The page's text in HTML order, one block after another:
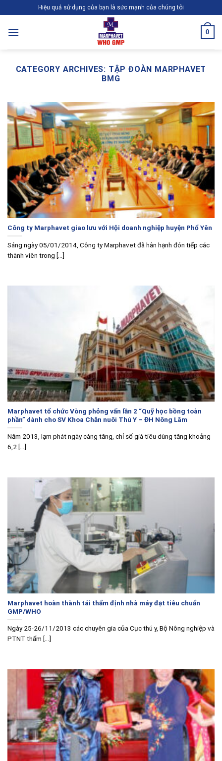
to
content
Hiệu quả sử dụng của bạn là sức mạnh của chúng tôi
0
CATEGORY ARCHIVES: TẬP ĐOÀN MARPHAVET
BMG
Công ty Marphavet giao lưu với Hội doanh nghiệp huyện Phổ Yên
Sáng ngày 05/01/2014, Công ty Marphavet đã hân hạnh đón tiếp các
thành viên trong [...]
Marphavet tổ chức Vòng phỏng vấn lần 2 “Quỹ học bồng toàn
phần” dành cho SV Khoa Chăn nuôi Thú Y – ĐH Nông Lâm
Năm 2013, lạm phát ngày càng tăng, chỉ số giá tiêu dùng tăng khoảng
6,2 [...]
Marphavet hoàn thành tái thẩm định nhà máy đạt tiêu chuẩn
GMP/WHO
Ngày 25-26/11/2013 các chuyên gia của Cục thú y, Bộ Nông nghiệp và
PTNT thẩm [...]